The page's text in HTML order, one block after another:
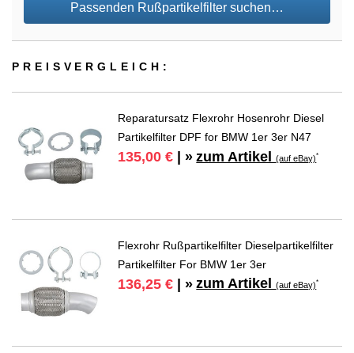
Passenden Rußpartikelfilter suchen…
PREIS­VER­GLEICH:
Reparatursatz Flexrohr Hosenrohr Diesel
Partikelfilter DPF for BMW 1er 3er N47
135,00 € | » zum Artikel(auf eBay)*
Flexrohr Rußpartikelfilter Dieselpartikelfilter
Partikelfilter For BMW 1er 3er
136,25 € | » zum Artikel(auf eBay)*